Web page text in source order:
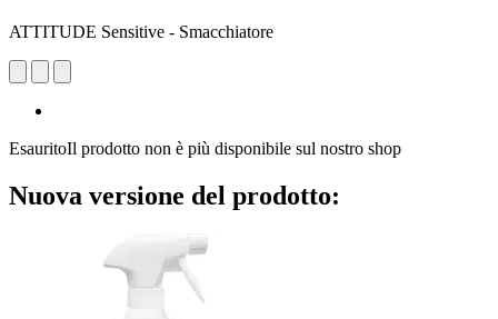
ATTITUDE Sensitive - Smacchiatore
EsauritoIl prodotto non è più disponibile sul nostro shop
Nuova versione del prodotto: